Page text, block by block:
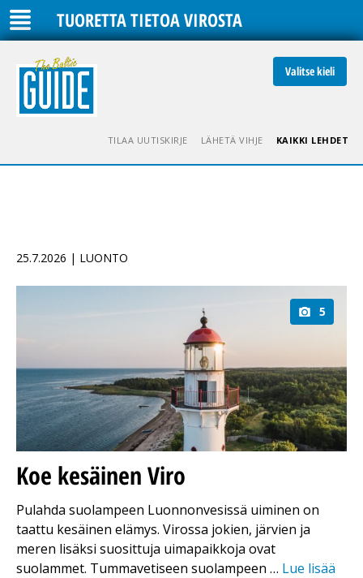
TUORETTA TIETOA VIROSTA
Valitse kieli
TILAA UUTISKIRJE LÄHETÄ VIHJE KAIKKI LEHDET
25.7.2026 | LUONTO
5
Koe kesäinen Viro
Pulahda suolampeen Luonnonvesissä uiminen on
taattu kesäinen elämys. Virossa jokien, järvien ja
meren lisäksi suosittuja uimapaikkoja ovat
suolammet. Tummavetiseen suolampeen … Lue lisää